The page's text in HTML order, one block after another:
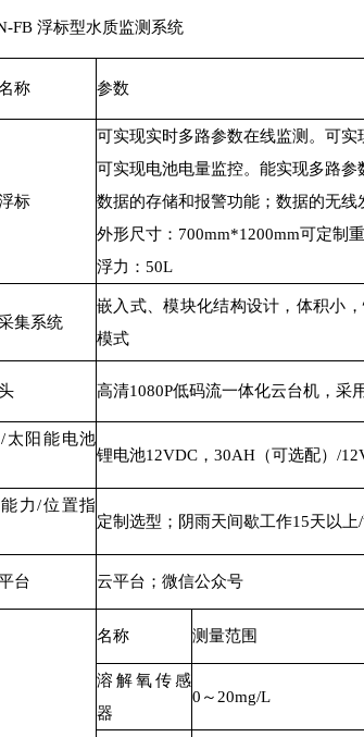
FB 浮标型水质监测系统
称 参数
标
可实现实时多路参数在线监测。可实
可实现电池电量监控。能实现多路参
数据的存储和报警功能；数据的无线
外形尺寸：700mm*1200mm可定制
浮力：50L
集系统
嵌入式、模块化结构设计，体积小
模式
高清1080P低码流一体化云台机，采
太阳能电池
锂电池12VDC，30AH（可选配）/
力/位置指
定制选型；阴雨天间歇工作15天以
台 云平台；微信公众号
名称 测量范围
溶解氧传感
器
0～20mg/L